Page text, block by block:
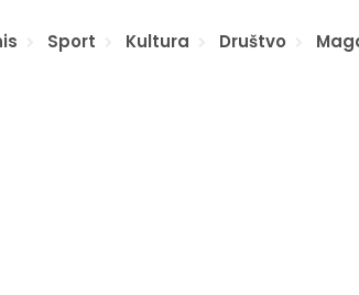
Sport Kultura Društvo